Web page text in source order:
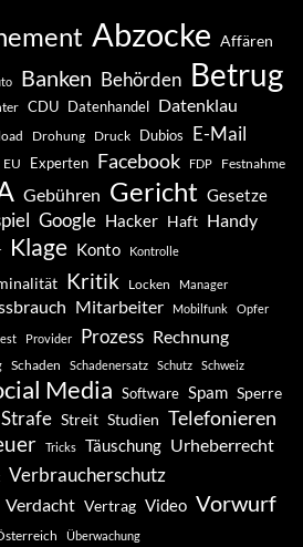
Abzocke Affären
Banken Behörden Betrug
CDU Datenhandel Datenklau
Drohung Druck Dubios E-Mail
EU Experten Facebook FDP Festnahme
Gebühren Gericht Gesetze
Google Hacker Haft Handy
Klage Konto Kontrolle
Kritik Locken Manager
Mitarbeiter Mobilfunk Opfer
Provider Prozess Rechnung
Schaden Schadenersatz Schutz Schweiz
Media Software Spam Sperre
Strafe Streit Studien Telefonieren
Tricks Täuschung Urheberrecht
Verbraucherschutz
Verdacht Vertrag Video Vorwurf
Überwachung